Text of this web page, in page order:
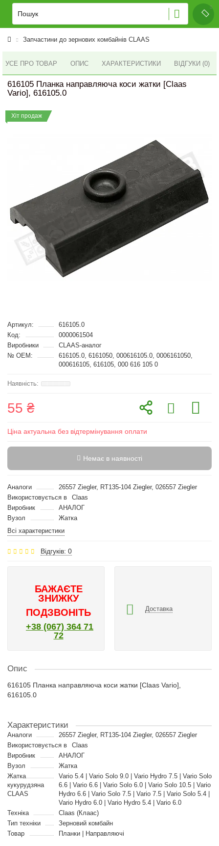
Запчастини до зернових комбайнів CLAAS
УСЕ ПРО ТОВАР ОПИС ХАРАКТЕРИСТИКИ ВІДГУКИ (0)
616105 Планка направляюча коси жатки [Claas
Vario], 616105.0
Хіт продаж
Артикул:
616105.0
Код:
0000061504
Виробники
CLAAS-аналог
№ OEM:
616105.0, 6161050, 000616105.0, 0006161050,
000616105, 616105, 000 616 105 0
55 ₴
Ціна актуальна без відтермінування оплати
Немає в наявності
Аналоги
26557 Ziegler, RT135-104 Ziegler, 026557 Ziegler
Використовується в
Claas
Виробник
АНАЛОГ
Вузол
Жатка
Всі характеристики
Відгуків: 0
БАЖАЄТЕ
ЗНИЖКУ
ПОДЗВОНІТЬ
+38 (067) 364 71
72
Доставка
Опис
616105 Планка направляюча коси жатки [Claas Vario],
616105.0
Характеристики
Аналоги
26557 Ziegler, RT135-104 Ziegler, 026557 Ziegler
Використовується в
Claas
Виробник
АНАЛОГ
Вузол
Жатка
Жатка
кукурудзяна
CLAAS
Vario 5.4 | Vario Solo 9.0 | Vario Hydro 7.5 | Vario Solo
6.6 | Vario 6.6 | Vario Solo 6.0 | Vario Solo 10.5 | Vario
Hydro 6.6 | Vario Solo 7.5 | Vario 7.5 | Vario Solo 5.4 |
Vario Hydro 6.0 | Vario Hydro 5.4 | Vario 6.0
Техніка
Claas (Клаас)
Тип техніки
Зерновий комбайн
Товар
Планки | Направляючі